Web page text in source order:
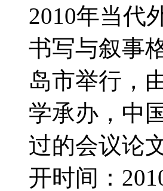
2010年当代
书写与叙事
岛市举行，
学承办，中
过的会议论
开时间：